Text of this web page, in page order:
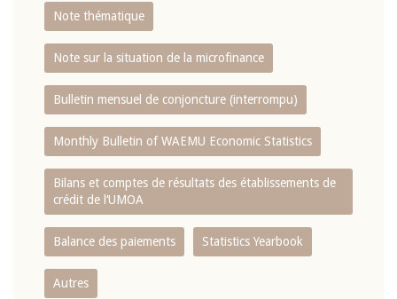
Note thématique
Note sur la situation de la microfinance
Bulletin mensuel de conjoncture (interrompu)
Monthly Bulletin of WAEMU Economic Statistics
Bilans et comptes de résultats des établissements de
crédit de l‘UMOA
Balance des paiements Statistics Yearbook
Autres